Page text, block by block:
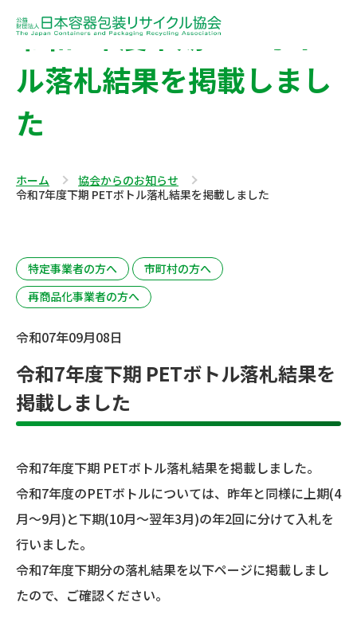
令和7年度下期 PETボト
ル落札結果を掲載しまし
た
ホーム
協会からのお知らせ
令和7年度下期 PETボトル落札結果を掲載しました
特定事業者の方へ
市町村の方へ
再商品化事業者の方へ
令和07年09月08日
令和7年度下期 PETボトル落札結果を
掲載しました
令和7年度下期 PETボトル落札結果を掲載しました。
令和7年度のPETボトルについては、昨年と同様に上期(4
月～9月)と下期(10月～翌年3月)の年2回に分けて入札を
行いました。
令和7年度下期分の落札結果を以下ページに掲載しまし
たので、ご確認ください。